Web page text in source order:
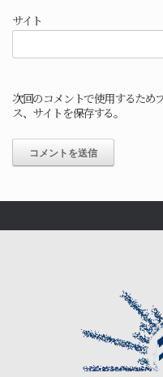
サイト
次回のコメントで使用するため
ス、サイトを保存する。